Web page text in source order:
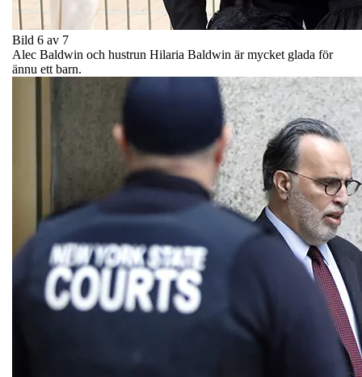
Bild 6 av 7
Alec Baldwin och hustrun Hilaria Baldwin är mycket glada för
ännu ett barn.